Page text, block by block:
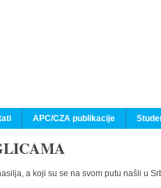
APC/CZA publikacije
a koji su se na svom putu našli u